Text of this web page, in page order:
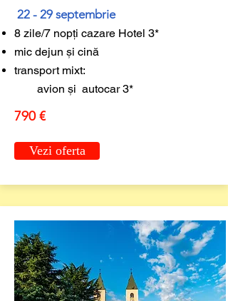
22 - 29 septembrie
8 zile/7 nopți cazare Hotel 3*
mic dejun și cină
transport mixt:
avion și autocar 3*
790 €
Vezi oferta